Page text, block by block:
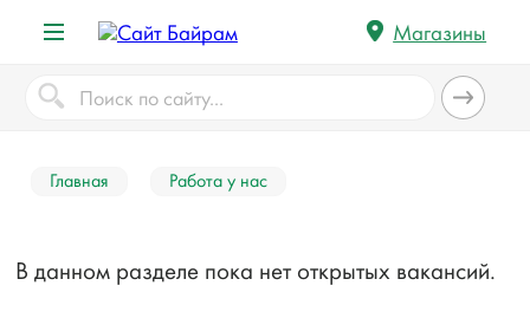
Магазины
Главная Работа у нас
В данном разделе пока нет открытых вакансий.